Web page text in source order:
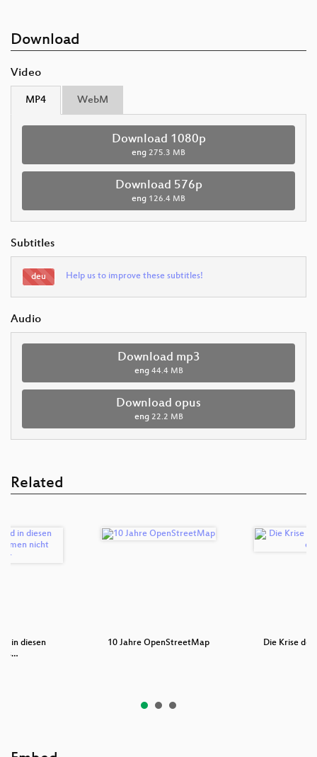
Download
Video
MP4 WebM
Download 1080p
eng 275.3 MB
Download 576p
eng 126.4 MB
Subtitles
deu Help us to improve these subtitles!
Audio
Download mp3
eng 44.4 MB
Download opus
eng 22.2 MB
Related
in diesen
10 Jahre OpenStreetMap
Die Krise